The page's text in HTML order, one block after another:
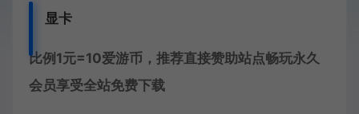
显卡
比例1元=10爱游币，推荐直接赞助站点畅玩永久
会员享受全站免费下载